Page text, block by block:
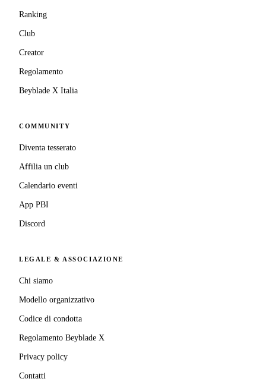
Ranking
Club
Creator
Regolamento
Beyblade X Italia
COMMUNITY
Diventa tesserato
Affilia un club
Calendario eventi
App PBI
Discord
LEGALE & ASSOCIAZIONE
Chi siamo
Modello organizzativo
Codice di condotta
Regolamento Beyblade X
Privacy policy
Contatti